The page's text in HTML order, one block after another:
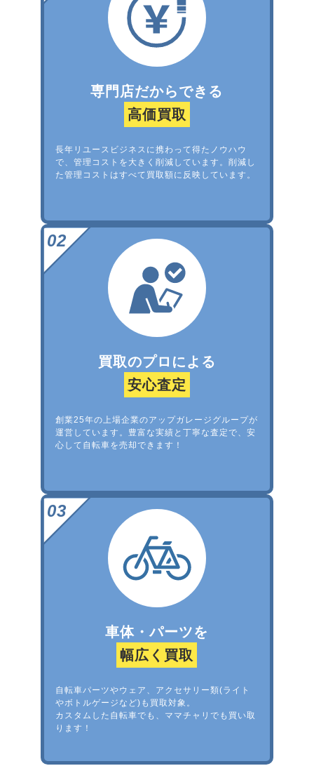
専門店だからできる
高価買取
長年リユースビジネスに携わって得たノウハウ
で、管理コストを大きく削減しています。削減し
た管理コストはすべて買取額に反映しています。
買取のプロによる
安心査定
創業25年の上場企業のアップガレージグループが
運営しています。豊富な実績と丁寧な査定で、安
心して自転車を売却できます！
車体・パーツを
幅広く買取
自転車パーツやウェア、アクセサリー類(ライト
やボトルゲージなど)も買取対象。
カスタムした自転車でも、ママチャリでも買い取
ります！